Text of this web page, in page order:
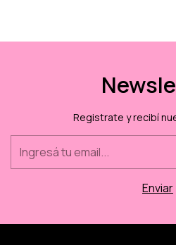
Registrate y recibí